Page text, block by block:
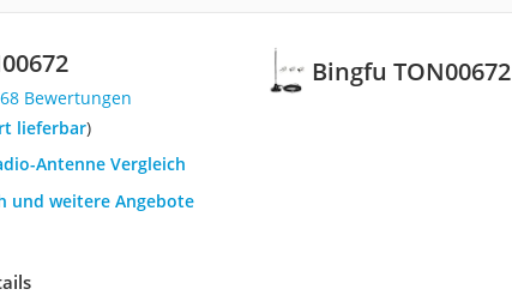
Bingfu TON00672
Bewertungen
lieferbar)
Antenne Vergleich
und weitere Angebote